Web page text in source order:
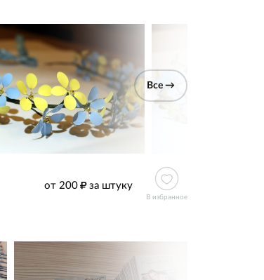
Все →
от 200 за штуку
В избранное